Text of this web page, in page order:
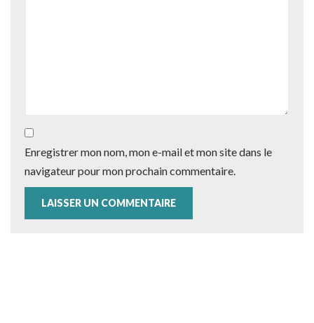
Enregistrer mon nom, mon e-mail et mon site dans le
navigateur pour mon prochain commentaire.